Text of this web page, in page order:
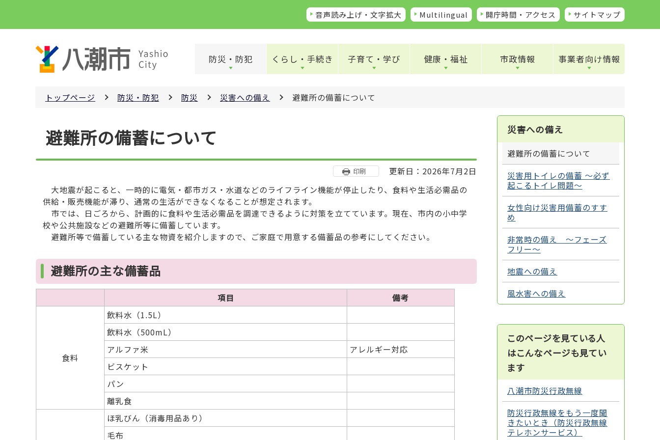
ペ
音声読み上げ・文字拡大 Multilingual 開庁時間・アクセス サイトマップ
防災・防犯 くらし・手続き 子育て・学び 健康・福祉 市政情報 事業者向け情報
トップページ 防災・防犯 防災 災害への備え 避難所の備蓄について
避難所の備蓄について
印刷
更新日：2026年7月2日
大地震が起こると、一時的に電気・都市ガス・水道などのライフライン機能が停止したり、食料や生活必需品の
供給・販売機能が滞り、通常の生活ができなくなることが想定されます。
市では、日ごろから、計画的に食料や生活必需品を調達できるように対策を立てています。現在、市内の小中学
校や公共施設などの避難所等に備蓄しています。
避難所等で備蓄している主な物資を紹介しますので、ご家庭で用意する備蓄品の参考にしてください。
避難所の主な備蓄品
項目 備考
食料
飲料水（1.5L）
飲料水（500mL）
アルファ米
アレルギー対応
ビスケット
パン
離乳食
ほ乳びん（消毒用品あり）
毛布
災害への備え
避難所の備蓄について
災害用トイレの備蓄 ～必ず
起こるトイレ問題～
女性向け災害用備蓄のすす
め
非常時の備え ～フェーズ
フリー～
地震への備え
風水害への備え
このページを見ている人
はこんなページも見てい
ます
八潮市防災行政無線
防災行政無線をもう一度聞
きたいとき（防災行政無線
テレホンサービス）